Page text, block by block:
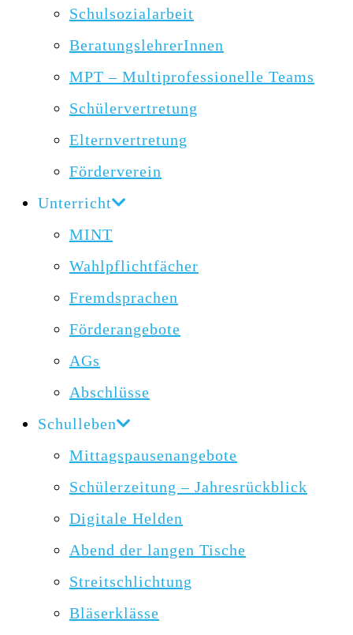
Schulsozialarbeit
BeratungslehrerInnen
MPT – Multiprofessionelle Teams
Schülervertretung
Elternvertretung
Förderverein
Unterricht
MINT
Wahlpflichtfächer
Fremdsprachen
Förderangebote
AGs
Abschlüsse
Schulleben
Mittagspausenangebote
Schülerzeitung – Jahresrückblick
Digitale Helden
Abend der langen Tische
Streitschlichtung
Bläserklässe